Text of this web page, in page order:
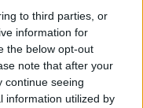
to third parties, or
information for
the below opt-out
note that after your
continue seeing
information utilized by
Gallura